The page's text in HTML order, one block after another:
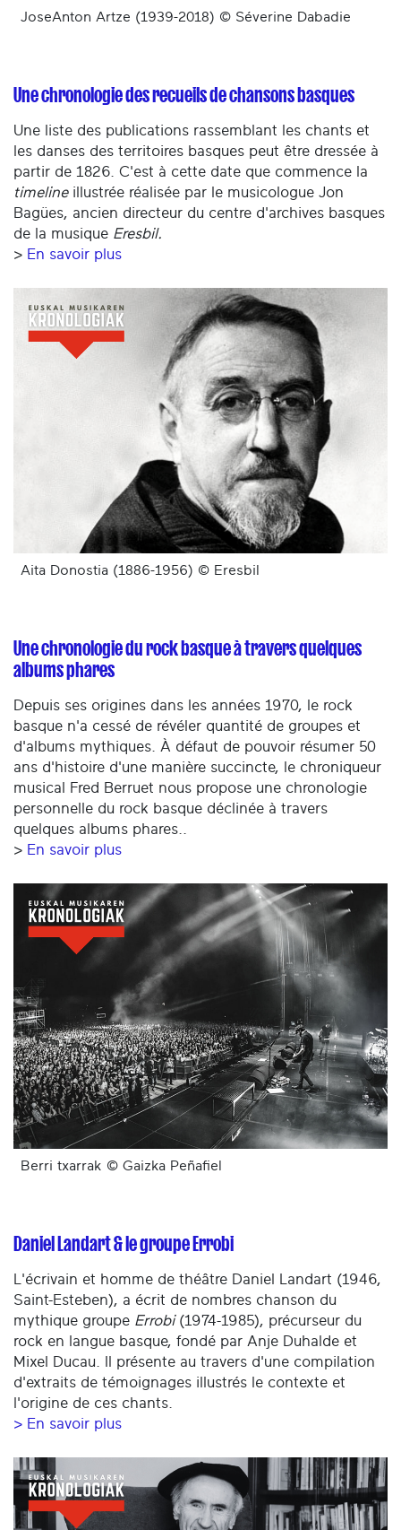
JoseAnton Artze (1939-2018) © Séverine Dabadie
Une chronologie des recueils de chansons basques
Une liste des publications rassemblant les chants et
les danses des territoires basques peut être dressée à
partir de 1826. C'est à cette date que commence la
timelineillustrée réalisée par le musicologue Jon
Bagües, ancien directeur du centre d'archives basques
de la musique Eresbil.
> En savoir plus
Aita Donostia (1886-1956) © Eresbil
Une chronologie du rock basque à travers quelques
albums phares
Depuis ses origines dans les années 1970, le rock
basque n'a cessé de révéler quantité de groupes et
d'albums mythiques. À défaut de pouvoir résumer 50
ans d'histoire d'une manière succincte, le chroniqueur
musical Fred Berruet nous propose une chronologie
personnelle du rock basque déclinée à travers
quelques albums phares..
> En savoir plus
Berri txarrak © Gaizka Peñafiel
Daniel Landart & le groupe Errobi
L'écrivain et homme de théâtre Daniel Landart (1946,
Saint-Esteben), a écrit de nombres chanson du
mythique groupe Errobi (1974-1985), précurseur du
rock en langue basque, fondé par Anje Duhalde et
Mixel Ducau. Il présente au travers d'une compilation
d'extraits de témoignages illustrés le contexte et
l'origine de ces chants.
> En savoir plus